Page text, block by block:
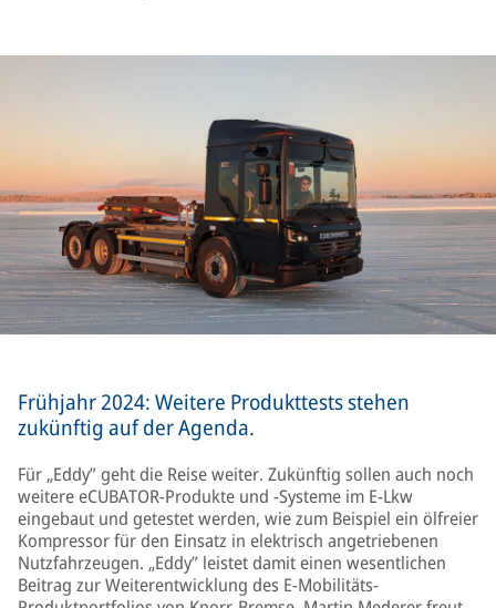
Frühjahr 2024: Weitere Produkttests stehen
zukünftig auf der Agenda.
Für „Eddy” geht die Reise weiter. Zukünftig sollen auch noch
weitere eCUBATOR-Produkte und -Systeme im E-Lkw
eingebaut und getestet werden, wie zum Beispiel ein ölfreier
Kompressor für den Einsatz in elektrisch angetriebenen
Nutzfahrzeugen. „Eddy” leistet damit einen wesentlichen
Beitrag zur Weiterentwicklung des E-Mobilitäts-